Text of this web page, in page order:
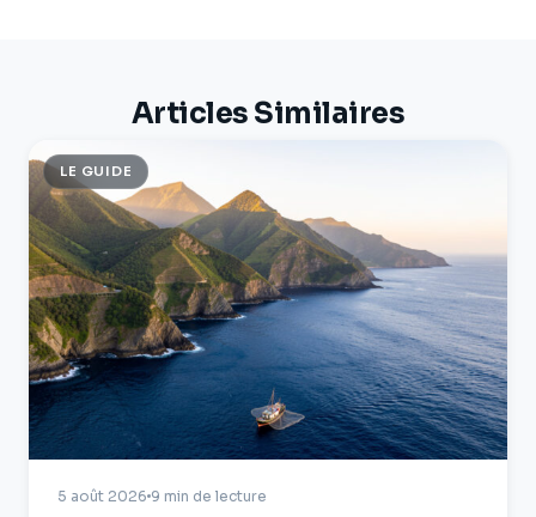
Articles Similaires
LE GUIDE
5 août 2026 9 min de lecture